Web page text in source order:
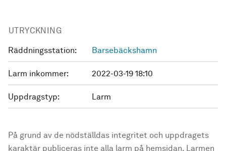
UTRYCKNING
Räddningsstation: Barsebäckshamn
Larm inkommer: 2022-03-19 18:10
Uppdragstyp: Larm
På grund av de nödställdas integritet och uppdragets
karaktär publiceras inte alla larm på hemsidan. Larmen